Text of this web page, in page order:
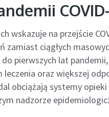
wskazuje na przejście
zamiast ciągłych
do pierwszych lat
leczenia oraz większej
obciążają systemy
nadzorze